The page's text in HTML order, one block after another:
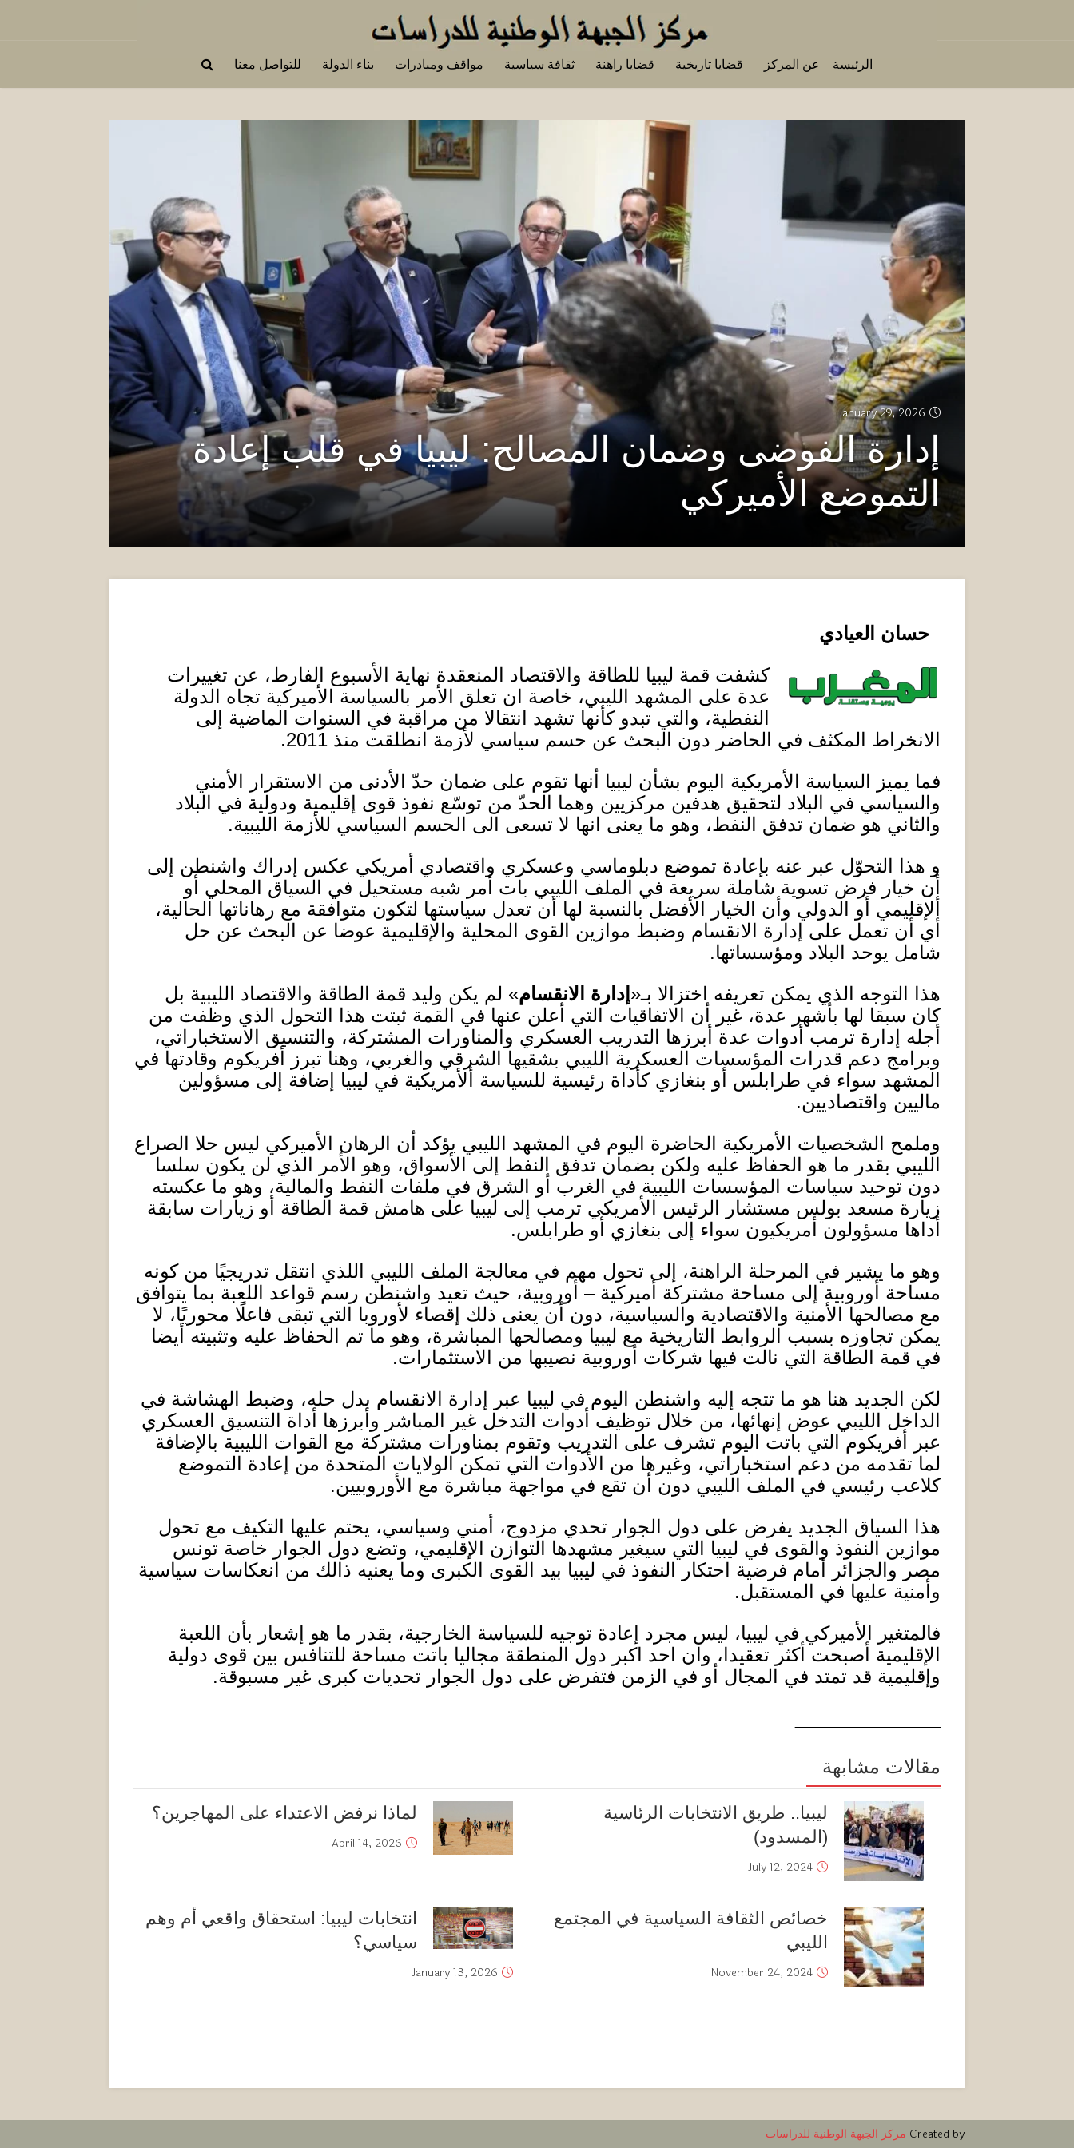
الرئيسة عن المركز قضايا تاريخية قضايا راهنة ثقافة سياسية مواقف ومبادرات بناء الدولة للتواصل معنا
January 29, 2026
إدارة الفوضى وضمان المصالح: ليبيا في قلب إعادة
التموضع الأميركي
حسان العيادي
كشفت قمة ليبيا للطاقة والاقتصاد المنعقدة نهاية الأسبوع الفارط، عن تغييرات
عدة على المشهد الليبي، خاصة ان تعلق الأمر بالسياسة الأميركية تجاه الدولة
النفطية، والتي تبدو كأنها تشهد انتقالا من مراقبة في السنوات الماضية إلى
الانخراط المكثف في الحاضر دون البحث عن حسم سياسي لأزمة انطلقت منذ 2011.
فما يميز السياسة الأمريكية اليوم بشأن ليبيا أنها تقوم على ضمان حدّ الأدنى من الاستقرار الأمني
والسياسي في البلاد لتحقيق هدفين مركزيين وهما الحدّ من توسّع نفوذ قوى إقليمية ودولية في البلاد
والثاني هو ضمان تدفق النفط، وهو ما يعنى انها لا تسعى الى الحسم السياسي للأزمة الليبية.
و هذا التحوّل عبر عنه بإعادة تموضع دبلوماسي وعسكري واقتصادي أمريكي عكس إدراك واشنطن إلى
أن خيار فرض تسوية شاملة سريعة في الملف الليبي بات أمر شبه مستحيل في السياق المحلي أو
ألإقليمي أو الدولي وأن الخيار الأفضل بالنسبة لها أن تعدل سياستها لتكون متوافقة مع رهاناتها الحالية،
أي أن تعمل على إدارة الانقسام وضبط موازين القوى المحلية والإقليمية عوضا عن البحث عن حل
شامل يوحد البلاد ومؤسساتها.
هذا التوجه الذي يمكن تعريفه اختزالا بـ« دارة الانقسام» لم يكن وليد قمة الطاقة والاقتصاد الليبية بل
كان سبقا لها بأشهر عدة، غير أن الاتفاقيات التي أعلن عنها في القمة ثبتت هذا التحول الذي وظفت من
أجله إدارة ترمب أدوات عدة أبرزها التدريب العسكري والمناورات المشتركة، والتنسيق الاستخباراتي،
وبرامج دعم قدرات المؤسسات العسكرية الليبي بشقيها الشرقي والغربي، وهنا تبرز أفريكوم وقادتها في
المشهد سواء في طرابلس أو بنغازي كأداة رئيسية للسياسة ألأمريكية في ليبيا إضافة إلى مسؤولين
ماليين واقتصاديين.
وملمح الشخصيات الأمريكية الحاضرة اليوم في المشهد الليبي يؤكد أن الرهان الأميركي ليس حلا الصراع
الليبي بقدر ما هو الحفاظ عليه ولكن بضمان تدفق النفط إلى الأسواق، وهو الأمر الذي لن يكون سلسا
دون توحيد سياسات المؤسسات الليبية في الغرب أو الشرق في ملفات النفط والمالية، وهو ما عكسته
زيارة مسعد بولس مستشار الرئيس الأمريكي ترمب إلى ليبيا على هامش قمة الطاقة أو زيارات سابقة
أداها مسؤولون أمريكيون سواء إلى بنغازي أو طرابلس.
وهو ما يشير في المرحلة الراهنة، إلى تحول مهم في معالجة الملف الليبي اللذي انتقل تدريجيًا من كونه
مساحة أوروبية إلى مساحة مشتركة أميركية– أوروبية، حيث تعيد واشنطن رسم قواعد اللعبة بما يتوافق
مع مصالحها الأمنية والاقتصادية والسياسية، دون أن يعنى ذلك إقصاء لأوروبا التي تبقى فاعلًا محوريًا، لا
يمكن تجاوزه بسبب الروابط التاريخية مع ليبيا ومصالحها المباشرة، وهو ما تم الحفاظ عليه وتثبيته أيضا
في قمة الطاقة التي نالت فيها شركات أوروبية نصيبها من الاستثمارات.
لكن الجديد هنا هو ما تتجه إليه واشنطن اليوم في ليبيا عبر إدارة الانقسام بدل حله، وضبط الهشاشة في
الداخل الليبي عوض إنهائها، من خلال توظيف أدوات التدخل غير المباشر وأبرزها أداة التنسيق العسكري
عبر أفريكوم التي باتت اليوم تشرف على التدريب وتقوم بمناورات مشتركة مع القوات الليبية بالإضافة
لما تقدمه من دعم استخباراتي، وغيرها من الأدوات التي تمكن الولايات المتحدة من إعادة التموضع
كلاعب رئيسي في الملف الليبي دون أن تقع في مواجهة مباشرة مع الأوروبيين.
هذا السياق الجديد يفرض على دول الجوار تحدي مزدوج، أمني وسياسي، يحتم عليها التكيف مع تحول
موازين النفوذ والقوى في ليبيا التي سيغير مشهدها التوازن الإقليمي، وتضع دول الجوار خاصة تونس
مصر والجزائر أمام فرضية احتكار النفوذ في ليبيا بيد القوى الكبرى وما يعنيه ذالك من انعكاسات سياسية
وأمنية عليها في المستقبل.
فالمتغير الأميركي في ليبيا، ليس مجرد إعادة توجيه للسياسة الخارجية، بقدر ما هو إشعار بأن اللعبة
الإقليمية أصبحت أكثر تعقيدا، وان احد اكبر دول المنطقة مجاليا باتت مساحة للتنافس بين قوى دولية
وإقليمية قد تمتد في المجال أو في الزمن فتفرض على دول الجوار تحديات كبرى غير مسبوقة.
مقالات مشابهة
لماذا نرفض الاعتداء على المهاجرين؟
April 14, 2026
ليبيا.. طريق الانتخابات الرئاسية
(المسدود)
July 12, 2024
انتخابات ليبيا: استحقاق واقعي أم وهم
سياسي؟
January 13, 2026
خصائص الثقافة السياسية في المجتمع
الليبي
November 24, 2024
Created by مركز الجبهة الوطنية للدراسات